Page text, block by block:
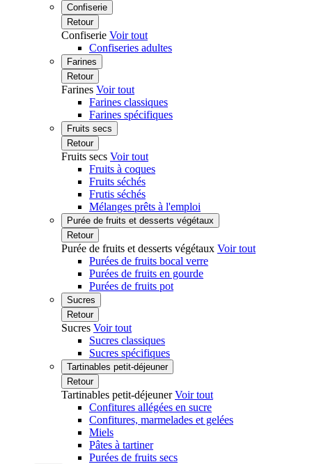
Confiserie
Retour
Confiserie Voir tout
Confiseries adultes
Farines
Retour
Farines Voir tout
Farines classiques
Farines spécifiques
Fruits secs
Retour
Fruits secs Voir tout
Fruits à coques
Fruits séchés
Frutis séchés
Mélanges prêts à l'emploi
Purée de fruits et desserts végétaux
Retour
Purée de fruits et desserts végétaux Voir tout
Purées de fruits bocal verre
Purées de fruits en gourde
Purées de fruits pot
Sucres
Retour
Sucres Voir tout
Sucres classiques
Sucres spécifiques
Tartinables petit-déjeuner
Retour
Tartinables petit-déjeunerVoir tout
Confitures allégées en sucre
Confitures, marmelades et gelées
Miels
Pâtes à tartiner
Purées de fruits secs